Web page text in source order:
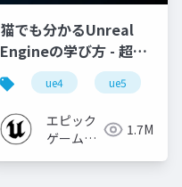
猫でも分かるUnreal
Engineの学び方 - 超初
心者向け編 - 2023 v1.0
ue4 ue5
エピック
ゲームズ
1.7M